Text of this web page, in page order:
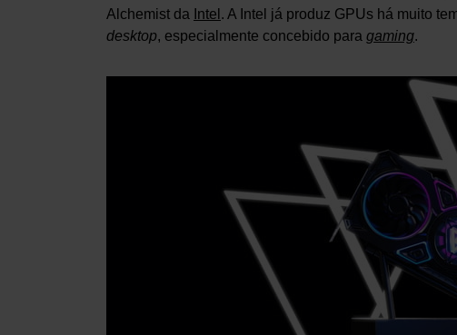
Alchemist da Intel . A Intel já produz GPUs há muito
desktop, especialmente concebido para gaming.